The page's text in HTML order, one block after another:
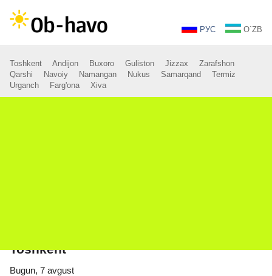
РУС O`ZB
Toshkent Andijon Buxoro Guliston Jizzax
Zarafshon
Qarshi
Navoiy Namangan Nukus Samarqand
Termiz
Urganch
Farg'ona Xiva
Toshkent
Bugun, 7 avgust